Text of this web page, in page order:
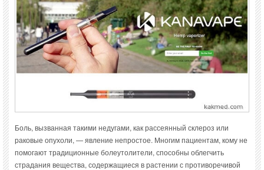
Боль, вызванная такими недугами, как рассеянный склероз или
раковые опухоли, — явление непростое. Многим пациентам, кому не
помогают традиционные болеутолители, способны облегчить
страдания вещества, содержащиеся в растении с противоречивой